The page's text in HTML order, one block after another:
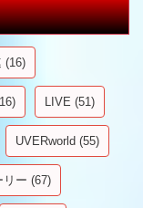
(16)
LIVE (51)
UVERworld (55)
リー (67)